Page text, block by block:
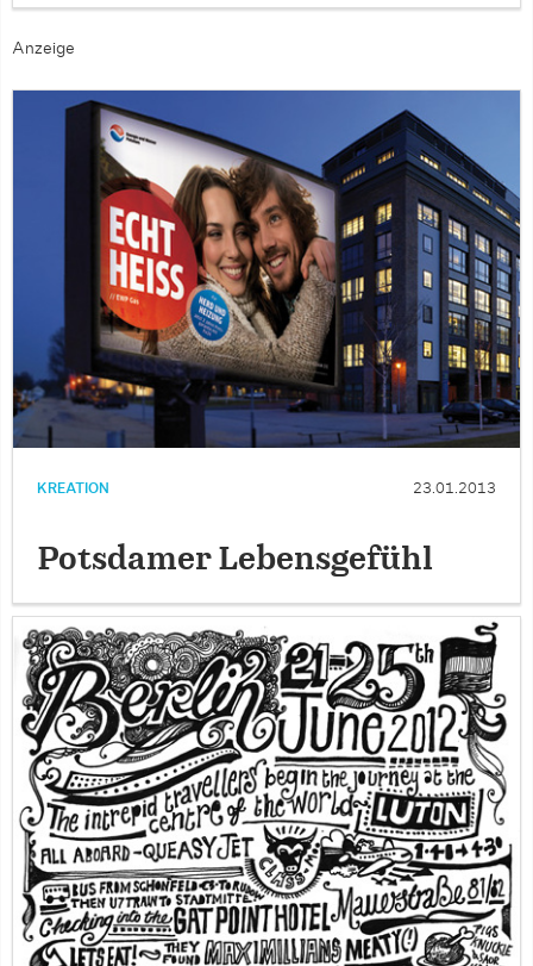
Anzeige
KREATION 23.01.2013
Potsdamer Lebensgefühl